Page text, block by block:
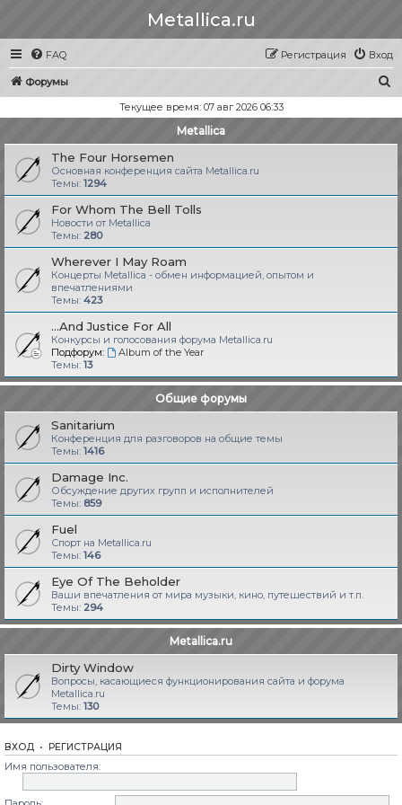
Metallica.ru
FAQ Вход
Регистрация
Форумы
с
Текущее время: 07 авг 2026 06:33
Metallica
The Four Horsemen
Основная конференция сайта Metallica.ru
Темы: 1294
For Whom The Bell Tolls
Новости от Metallica
Темы: 280
Wherever I May Roam
Концерты Metallica - обмен информацией, опытом и
впечатлениями
Темы: 423
...And Justice For All
Конкурсы и голосования форума Metallica.ru
Подфорум:
Album of the Year
Темы: 13
Общие форумы
Sanitarium
Конференция для разговоров на общие темы
Темы: 1416
Damage Inc.
Обсуждение других групп и исполнителей
Темы: 859
Fuel
Спорт на Metallica.ru
Темы: 146
Eye Of The Beholder
Ваши впечатления от мира музыки, кино, путешествий и т.п.
Темы: 294
Metallica.ru
Dirty Window
Вопросы, касающиеся функционирования сайта и форума
Metallica.ru
Темы: 130
ВХОД • РЕГИСТРАЦИЯ
Имя пользователя: